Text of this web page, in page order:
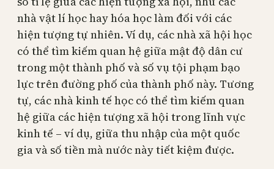
nhà vật lí học hay hóa học làm đối với các
hiện tượng tự nhiên. Ví dụ, các nhà xã hội học
có thể tìm kiếm quan hệ giữa mật độ dân cư
trong một thành phố và số vụ tội phạm bạo
lực trên đường phố của thành phố này. Tương
tự, các nhà kinh tế học có thể tìm kiếm quan
hệ giữa các hiện tượng xã hội trong lĩnh vực
kinh tế – ví dụ, giữa thu nhập của một quốc
gia và số tiền mà nước này tiết kiệm được.